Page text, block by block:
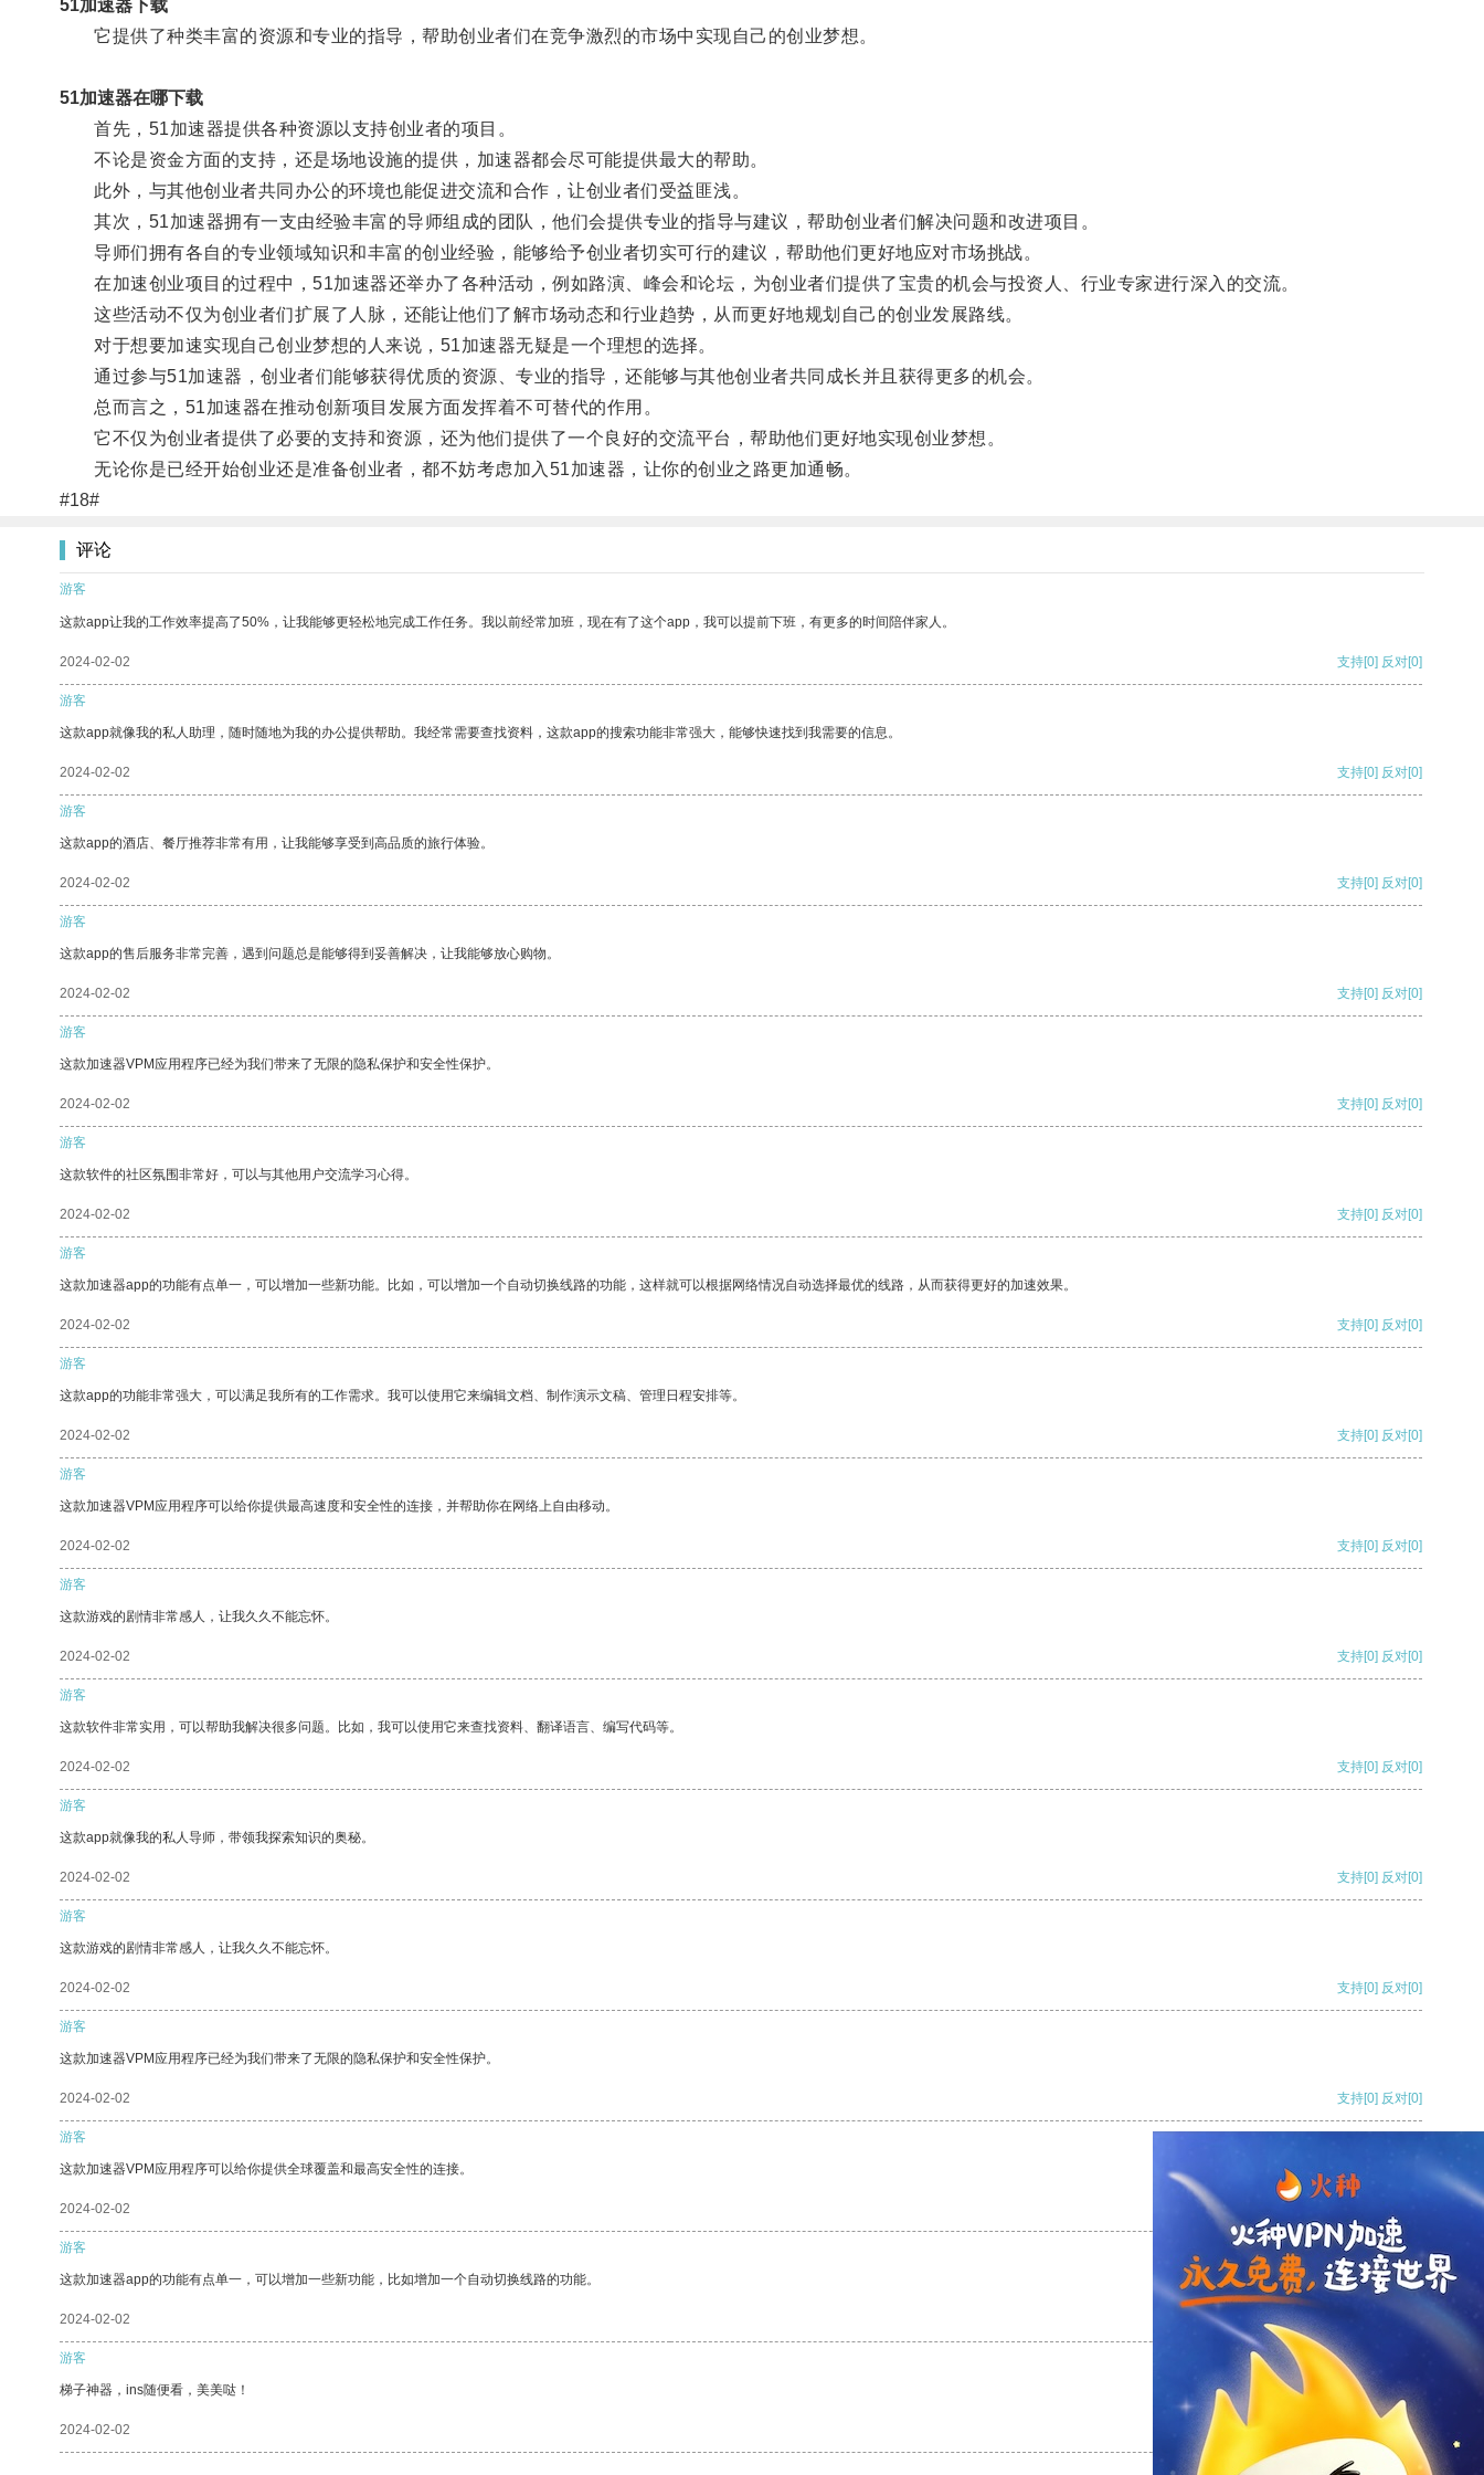
51加速器下载
它提供了种类丰富的资源和专业的指导，帮助创业者们在竞争激烈的市场中实现自己的创业梦想。
51加速器在哪下载
首先，51加速器提供各种资源以支持创业者的项目。
不论是资金方面的支持，还是场地设施的提供，加速器都会尽可能提供最大的帮助。
此外，与其他创业者共同办公的环境也能促进交流和合作，让创业者们受益匪浅。
其次，51加速器拥有一支由经验丰富的导师组成的团队，他们会提供专业的指导与建议，帮助创业者们解决问题和改进项目。
导师们拥有各自的专业领域知识和丰富的创业经验，能够给予创业者切实可行的建议，帮助他们更好地应对市场挑战。
在加速创业项目的过程中，51加速器还举办了各种活动，例如路演、峰会和论坛，为创业者们提供了宝贵的机会与投资人、行业专家进行深入的交流。
这些活动不仅为创业者们扩展了人脉，还能让他们了解市场动态和行业趋势，从而更好地规划自己的创业发展路线。
对于想要加速实现自己创业梦想的人来说，51加速器无疑是一个理想的选择。
通过参与51加速器，创业者们能够获得优质的资源、专业的指导，还能够与其他创业者共同成长并且获得更多的机会。
总而言之，51加速器在推动创新项目发展方面发挥着不可替代的作用。
它不仅为创业者提供了必要的支持和资源，还为他们提供了一个良好的交流平台，帮助他们更好地实现创业梦想。
无论你是已经开始创业还是准备创业者，都不妨考虑加入51加速器，让你的创业之路更加通畅。
#18#
评论
游客
这款app让我的工作效率提高了50%，让我能够更轻松地完成工作任务。我以前经常加班，现在有了这个app，我可以提前下班，有更多的时间陪伴家人。
2024-02-02 支持[0] 反对[0]
游客
这款app就像我的私人助理，随时随地为我的办公提供帮助。我经常需要查找资料，这款app的搜索功能非常强大，能够快速找到我需要的信息。
2024-02-02 支持[0] 反对[0]
游客
这款app的酒店、餐厅推荐非常有用，让我能够享受到高品质的旅行体验。
2024-02-02 支持[0] 反对[0]
游客
这款app的售后服务非常完善，遇到问题总是能够得到妥善解决，让我能够放心购物。
2024-02-02 支持[0] 反对[0]
游客
这款加速器VPM应用程序已经为我们带来了无限的隐私保护和安全性保护。
2024-02-02 支持[0] 反对[0]
游客
这款软件的社区氛围非常好，可以与其他用户交流学习心得。
2024-02-02 支持[0] 反对[0]
游客
这款加速器app的功能有点单一，可以增加一些新功能。比如，可以增加一个自动切换线路的功能，这样就可以根据网络情况自动选择最优的线路，从而获得更好的加速效果。
2024-02-02 支持[0] 反对[0]
游客
这款app的功能非常强大，可以满足我所有的工作需求。我可以使用它来编辑文档、制作演示文稿、管理日程安排等。
2024-02-02 支持[0] 反对[0]
游客
这款加速器VPM应用程序可以给你提供最高速度和安全性的连接，并帮助你在网络上自由移动。
2024-02-02 支持[0] 反对[0]
游客
这款游戏的剧情非常感人，让我久久不能忘怀。
2024-02-02 支持[0] 反对[0]
游客
这款软件非常实用，可以帮助我解决很多问题。比如，我可以使用它来查找资料、翻译语言、编写代码等。
2024-02-02 支持[0] 反对[0]
游客
这款app就像我的私人导师，带领我探索知识的奥秘。
2024-02-02 支持[0] 反对[0]
游客
这款游戏的剧情非常感人，让我久久不能忘怀。
2024-02-02 支持[0] 反对[0]
游客
这款加速器VPM应用程序已经为我们带来了无限的隐私保护和安全性保护。
2024-02-02 支持[0] 反对[0]
游客
这款加速器VPM应用程序可以给你提供全球覆盖和最高安全性的连接。
2024-02-02
游客
这款加速器app的功能有点单一，可以增加一些新功能，比如增加一个自动切换线路的功能。
2024-02-02 反对
游客
梯子神器，ins随便看，美美哒！
2024-02-02 反对[0]